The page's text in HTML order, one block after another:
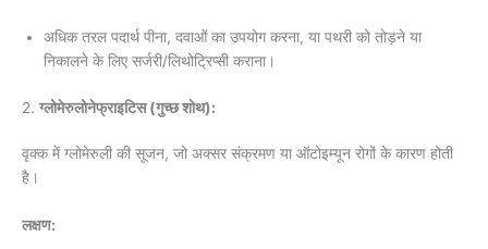
अधिक तरल पदार्थ पीना, दवाओं का उपयोग करना, या पथरी को तोड़ने या
निकालने के लिए सर्जरी/लिथोट्रिप्सी कराना।
2. ग्लोमेरुलोनेफ्राइटिस (गुच्छ शोथ):
वृक्क में ग्लोमेरुली की सूजन, जो अक्सर संक्रमण या ऑटोइम्यून रोगों के कारण होती
है।
लक्षण: